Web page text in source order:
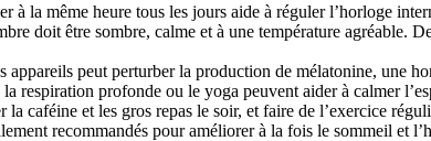
à la même heure tous les jours aide à réguler l’horloge
doit être sombre, calme et à une température agréable.
appareils peut perturber la production de mélatonine, une
respiration profonde ou le yoga peuvent aider à calmer
la caféine et les gros repas le soir, et faire de l’exercice
recommandés pour améliorer à la fois le sommeil et